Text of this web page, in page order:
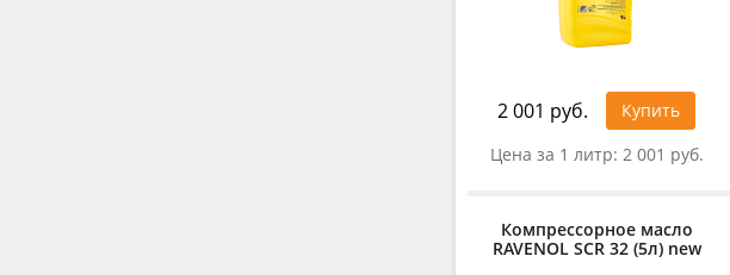
2 001 руб.
Купить
Цена за 1 литр: 2 001 руб.
Компрессорное масло
RAVENOL SCR 32 (5л) new